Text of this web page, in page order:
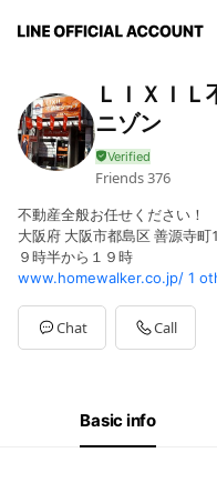
ＬＩＸＩ
ニゾン
Friends376
不動産全般お任せください！
大阪府 大阪市都島区 善源寺
９時半から１９時
www.homewalker.co.jp/ 1
Chat Call
Basic info